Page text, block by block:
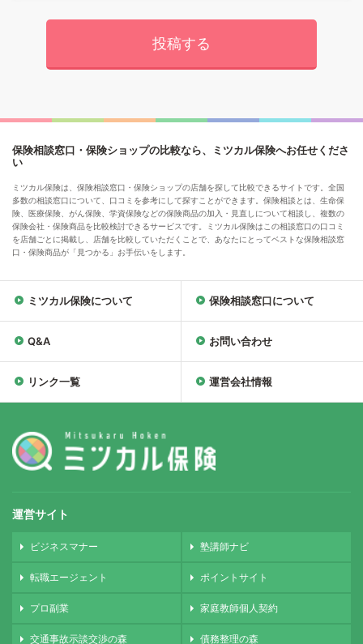
保険相談窓口・保険ショップの比較なら、ミツカル保険へお任せくださ
い
ミツカル保険は、保険相談窓口・保険ショップの店舗を探して比較できるサイトです。全国
多数の相談窓口について、口コミを参考にして探すことができます。保険相談とは、生命保
険、医療保険、がん保険、学資保険などの保険商品の加入・見直しについて相談し、複数の
保険会社・保険商品を比較検討できるサービスです。ミツカル保険はこの相談窓口の口コミ
を店舗ごとに掲載し、店舗を比較していただくことで、あなたにとってベストな保険相談窓
口・保険商品が「見つかる」お手伝いをします。
ミツカル保険について 保険相談窓口について
Q&A お問い合わせ
リンク一覧 運営会社情報
運営サイト
ビジネスマナー 塾講師ナビ
転職エージェント ポイントサイト
プロ副業 家庭教師個人契約
交通事故示談交渉の森 債務整理の森